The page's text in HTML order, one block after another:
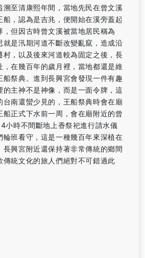
溯至清康熙年間，當地先民在曾文溪
船，認為是吉兆，便開始在溪旁蓋起
，但因古時曾文溪被當地居民稱為
就是汛期河道不斷改變亂竄，造成沿
村，以及後來河道較為固定之後，長
，在幾百年的歲月裡，當地都還是維
船祭典。進到長興宮會發現一件有趣
的主神不是神像，而是一面令牌，這
台南還蠻少見的，王船祭典時會在廟
船正式下水前一周，會在廟附近的曾
小時不間斷地上香祭祀進行請水儀
輪班看守，這是一種幾百年來深植在
長興宮附近還保持著非常傳統的鄉間
傳統文化的旅人們絕對不可錯過此